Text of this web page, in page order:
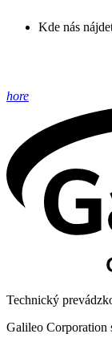
Kde nás
hore
Technický
Galileo Corporation